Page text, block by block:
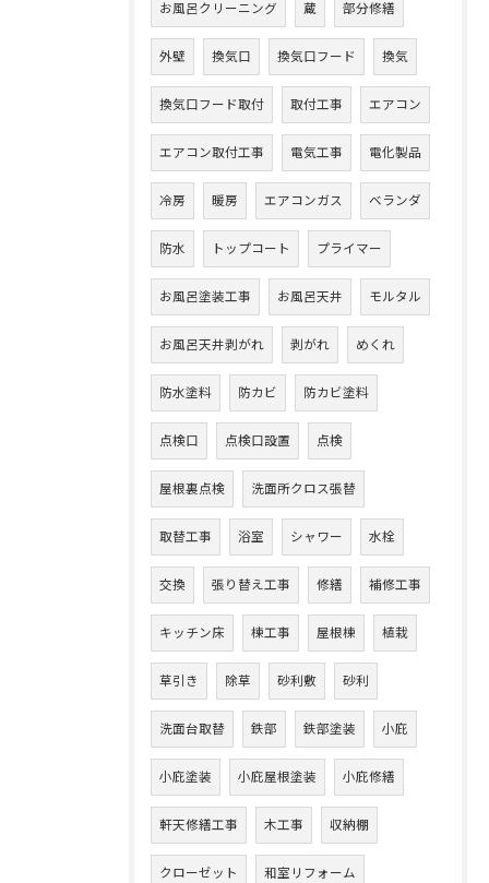
お風呂クリーニング 蔵 部分修繕
外壁 換気口 換気口フード 換気
換気口フード取付 取付工事 エアコン
エアコン取付工事 電気工事 電化製品
冷房 暖房 エアコンガス ベランダ
防水 トップコート プライマー
お風呂塗装工事 お風呂天井 モルタル
お風呂天井剥がれ 剥がれ めくれ
防水塗料 防カビ 防カビ塗料
点検口 点検口設置 点検
屋根裏点検 洗面所クロス張替
取替工事 浴室 シャワー 水栓
交換 張り替え工事 修繕 補修工事
キッチン床 棟工事 屋根棟 植栽
草引き 除草 砂利敷 砂利
洗面台取替 鉄部 鉄部塗装 小庇
小庇塗装 小庇屋根塗装 小庇修繕
軒天修繕工事 木工事 収納棚
クローゼット 和室リフォーム